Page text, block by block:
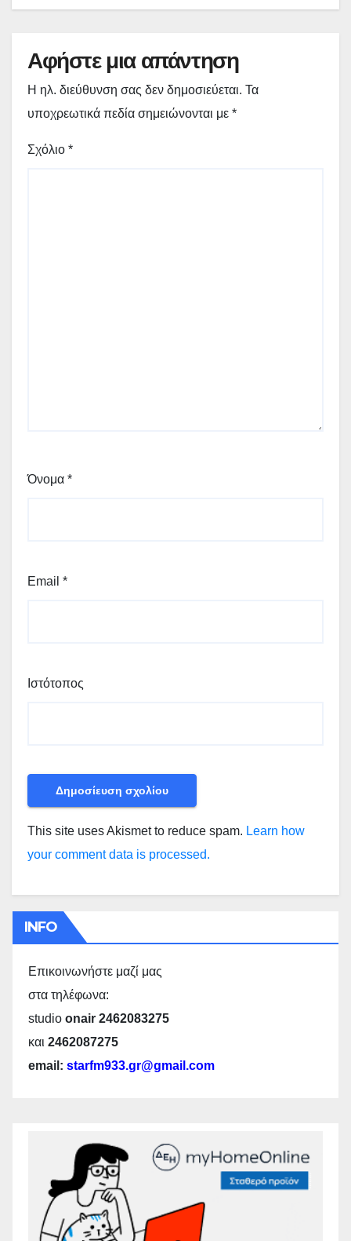
Αφήστε μια απάντηση
Η ηλ. διεύθυνση σας δεν δημοσιεύεται. Τα
υποχρεωτικά πεδία σημειώνονται με *
Σχόλιο *
Όνομα *
Email *
Ιστότοπος
This site uses Akismet to reduce spam. Learn how
your comment data is processed.
INFO
Επικοινωνήστε μαζί μας
στα τηλέφωνα:
studio onair 2462083275
και 2462087275
email: starfm933.gr@gmail.com